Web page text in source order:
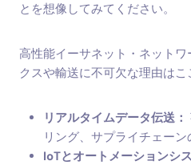
とを想像してみてください。
高性能イーサネット・ネット
クスや輸送に不可欠な理由はこ
リアルタイムデータ伝送：
リング、サプライチェーン
IoTとオートメーションシ